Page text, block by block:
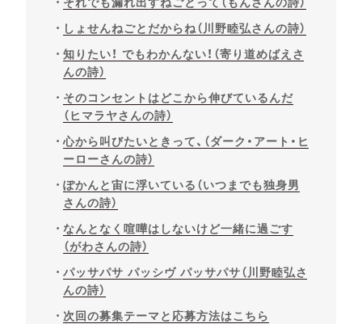
しょせんねごとだからね（川野睦弘さんの詩）
知りたい！ でもわかんない！（寄り道めばえさ
んの詩）
そのコンセントはどこから伸びているんだ
（ヒマラヤさんの詩）
心から叫びたいときって、（ダーク・アート・ヒ
ーローさんの詩）
ぽかんと宙に浮いている（いつまでも独身男
さんの詩）
なんとなく喧嘩はしないけど一緒に過ごす
（がわさんの詩）
パッサパサ パッシヴ パッサパサ（川野睦弘さ
んの詩）
次回の募集テーマと応募方法はこちら